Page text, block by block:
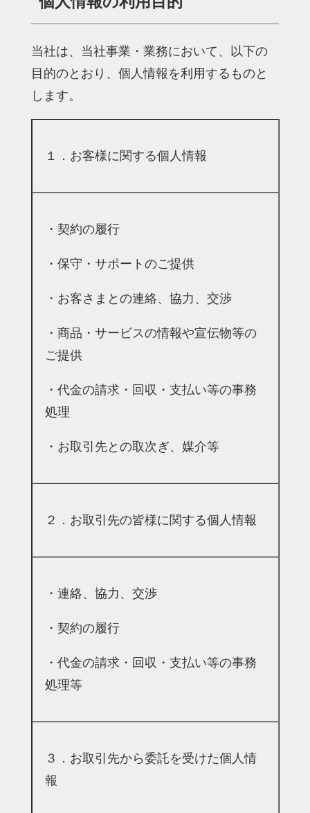
当社は、当社事業・業務において、以下の
目的のとおり、個人情報を利用するものと
します。
１．お客様に関する個人情報
・契約の履行
・保守・サポートのご提供
・お客さまとの連絡、協力、交渉
・商品・サービスの情報や宣伝物等の
ご提供
・代金の請求・回収・支払い等の事務
処理
・お取引先との取次ぎ、媒介等
２．お取引先の皆様に関する個人情報
・連絡、協力、交渉
・契約の履行
・代金の請求・回収・支払い等の事務
処理等
３．お取引先から委託を受けた個人情
報